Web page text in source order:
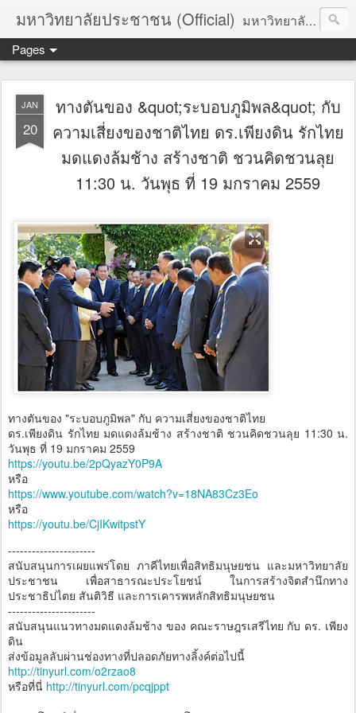
มหาวิทยาลัยประชาชน (Official) มหาวิทยาลัยประชาชน เพื่อการปฏิวัติประชาชนโดยสันติ Truths :: Peace :: Revolution :: Universal Human Rights :: Democracy (TPRUD)
Pages
JAN
20
ทางตันของ &quot;ระบอบภูมิพล&quot; กับ
ความเสี่ยงของชาติไทย ดร.เพียงดิน รักไทย
มดแดงล้มช้าง สร้างชาติ ชวนคิดชวนลุย
11:30 น. วันพุธ ที่ 19 มกราคม 2559
ทางตันของ "ระบอบภูมิพล" กับ ความเสี่ยงของชาติไทย
ดร.เพียงดิน รักไทย มดแดงล้มช้าง สร้างชาติ ชวนคิดชวนลุย 11:30 น.
วันพุธ ที่ 19 มกราคม 2559
https://youtu.be/2pQyazY0P9A
หรือ
https://www.youtube.com/watch?v=18NA83Cz3Eo
หรือ
https://youtu.be/CjIKwitpstY
----------------------
สนับสนุนการเผยแพร่โดย ภาคีไทยเพื่อสิทธิมนุษยชน และมหาวิทยาลัย
ประชาชน เพื่อสาธารณะประโยชน์ ในการสร้างจิตสำนึกทาง
ประชาธิปไตย สันติวิธี และการเคารพหลักสิทธิมนุษยชน
----------------------
สนับสนุนแนวทางมดแดงล้มช้าง ของ คณะราษฎรเสรีไทย กับ ดร. เพียง
ดิน
ส่งข้อมูลลับผ่านช่องทางที่ปลอดภัยทางลิ้งค์ต่อไปนี้
http://tinyurl.com/o2rzao8
หรือที่นี่ http://tinyurl.com/pcqjppt